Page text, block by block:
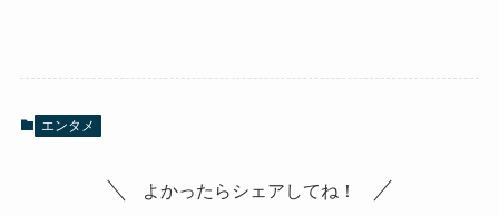
エンタメ
よかったらシェアしてね！